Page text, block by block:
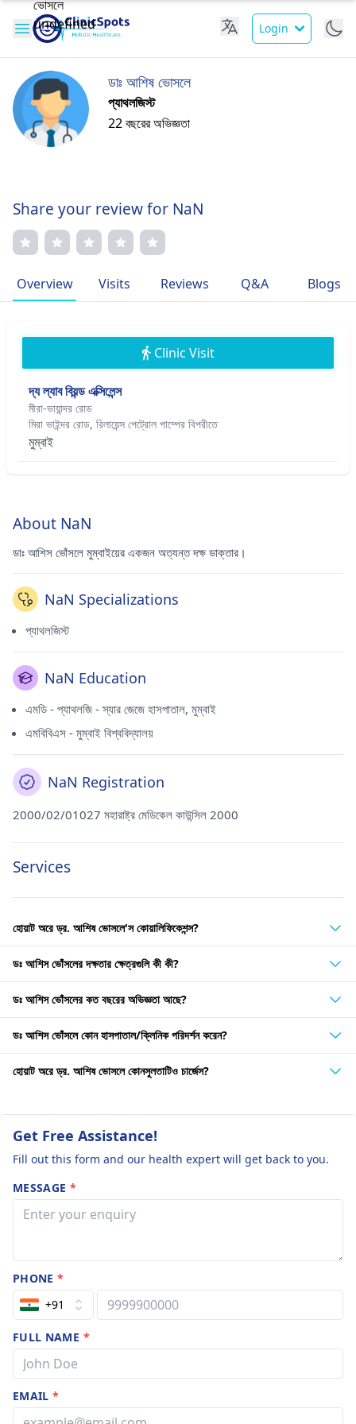
Login
ডাঃ আশিষ ভোসলে
প্যাথলজিস্ট
22 বছরের অভিজ্ঞতা
Share your review for NaN
Overview Visits Reviews Q&A Blogs
Clinic Visit
দ্য ল্যাব বিয়ন্ড এক্সিলেন্স
মীরা-ভায়ান্দর রোড
মিরা ভাইন্দর রোড, রিলায়েন্স পেট্রোল পাম্পের বিপরীতে
মুম্বাই
About NaN
ডাঃ আশিস ভোঁসলে মুম্বাইয়ের একজন অত্যন্ত দক্ষ ডাক্তার।
NaN Specializations
প্যাথলজিস্ট
NaN Education
এমডি - প্যাথলজি - স্যার জেজে হাসপাতাল, মুম্বাই
এমবিবিএস - মুম্বাই বিশ্ববিদ্যালয়
NaN Registration
2000/02/01027 মহারাষ্ট্র মেডিকেল কাউন্সিল 2000
Services
হোয়াট অরে ড্র. আশিষ ভোসলে'স কোয়ালিফিকেশন্স?
ডঃ আশিস ভোঁসলের দক্ষতার ক্ষেত্রগুলি কী কী?
ডঃ আশিস ভোঁসলের কত বছরের অভিজ্ঞতা আছে?
ডঃ আশিস ভোঁসলে কোন হাসপাতাল/ক্লিনিক পরিদর্শন করেন?
হোয়াট অরে ড্র. আশিষ ভোসলে কোনসুলতাটিও চার্জেস?
Get Free Assistance!
Fill out this form and our health expert will get back to you.
MESSAGE *
PHONE*
+91
FULL NAME *
EMAIL*